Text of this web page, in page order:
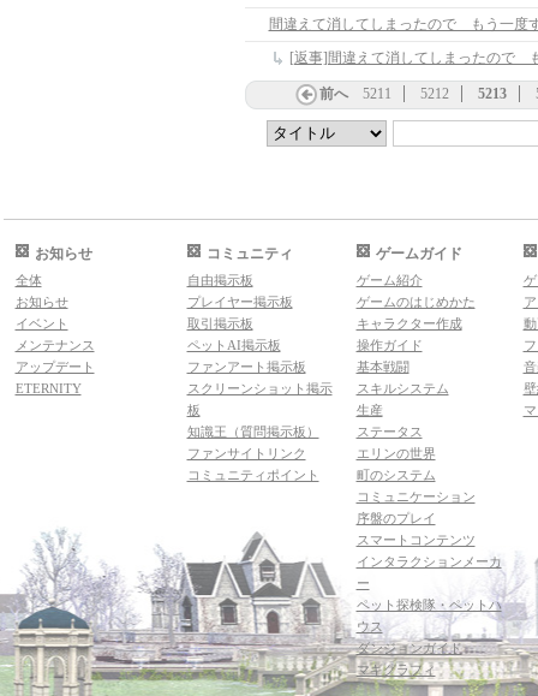
間違えて消してしまったので もう一度
前へ 5211 5212 5213
お知らせ
全体
お知らせ
イベント
メンテナンス
アップデート
ETERNITY
コミュニティ
自由掲示板
プレイヤー掲示板
取引掲示板
ペットAI掲示板
ファンアート掲示板
スクリーンショット掲示
板
知識王（質問掲示板）
ファンサイトリンク
コミュニティポイント
ゲームガイド
ゲーム紹介
ゲームのはじめかた
キャラクター作成
操作ガイド
基本戦闘
スキルシステム
生産
ステータス
エリンの世界
町のシステム
コミュニケーション
序盤のプレイ
スマートコンテンツ
インタラクションメーカ
ー
ペット探検隊・ペットハ
ウス
ダンジョンガイド
マギグラフィ